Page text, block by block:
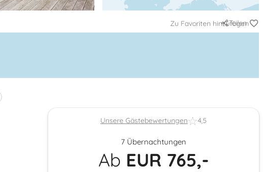
Zu Favoriten hinzufügen
Teilen
Unsere Gästebewertungen 4,5
7 Übernachtungen
Ab EUR 765,-